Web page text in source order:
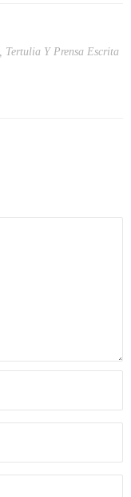
Tertulia Y Prensa Escrita